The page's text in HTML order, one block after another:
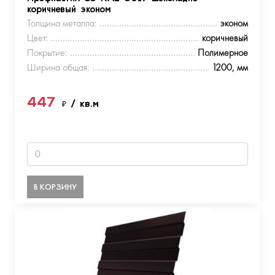
коричневый эконом
Толщина металла:
эконом
Цвет:
коричневый
Покрытие:
Полимерное
Ширина общая:
1200, мм
447 ₽ / кв.м
В КОРЗИНУ